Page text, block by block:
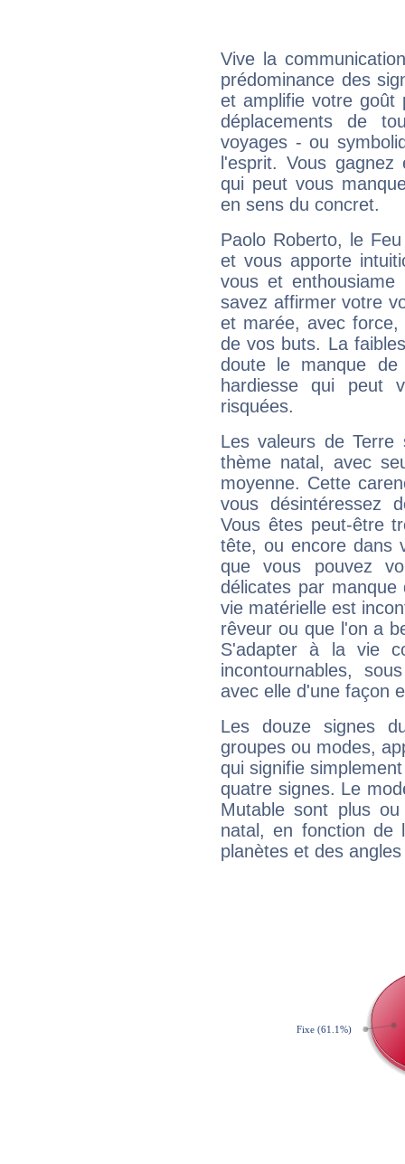
Vive la
prédominance des
et amplifie votre goût
déplacements de
voyages - ou
l'esprit. Vous
qui peut vous
en sens du concret.
Paolo Roberto, le
et vous apporte
vous et
savez affirmer votre
et marée, avec
de vos buts. La
doute le manque
hardiesse qui peut
risquées.
Les valeurs de Terre
thème natal, avec
moyenne. Cette
vous désintéressez
Vous êtes peut-être
tête, ou encore dans
que vous pouvez
délicates par
vie matérielle est
rêveur ou que l'on a
S'adapter à la vie
incontournables,
avec elle d'une façon
Les douze signes
groupes ou modes,
qui signifie
quatre signes. Le
Mutable sont plus
natal, en fonction de
planètes et des